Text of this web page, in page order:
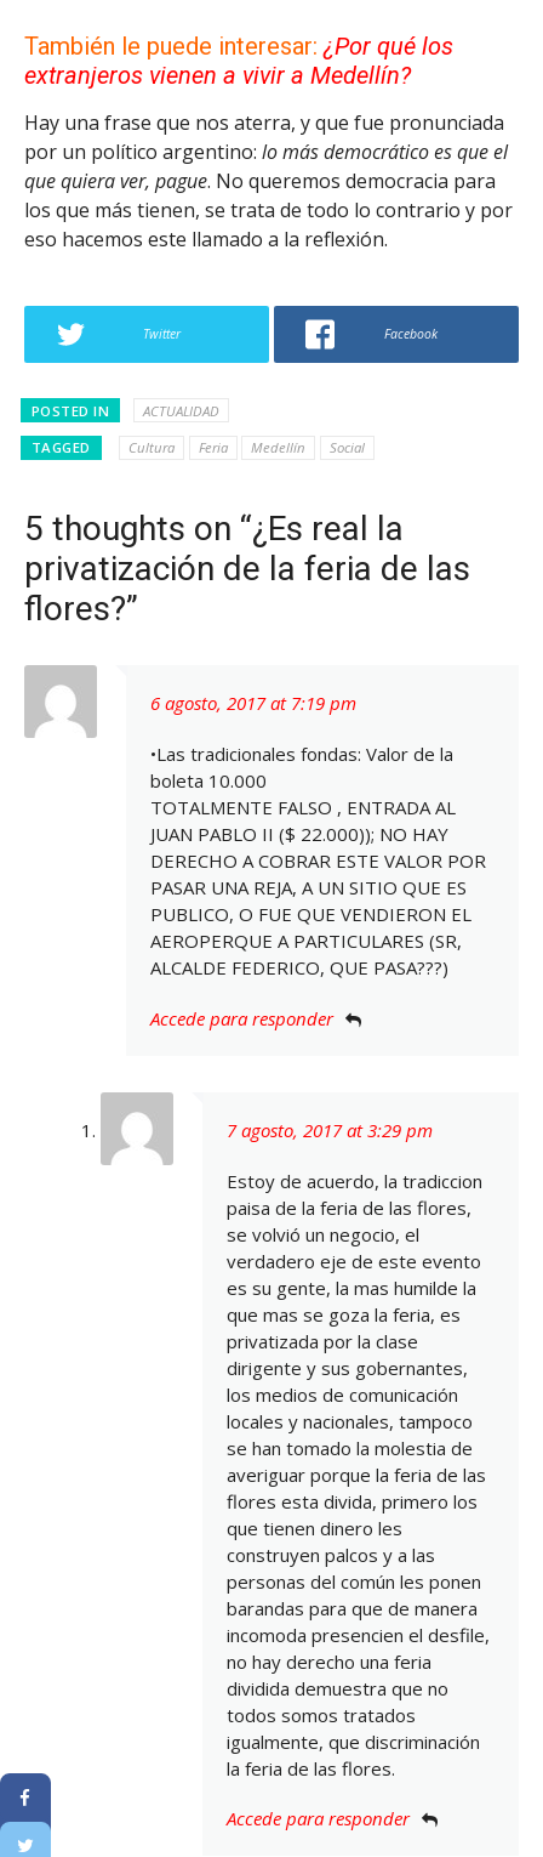
También le puede interesar:¿Por qué los
extranjeros vienen a vivir a Medellín?
Hay una frase que nos aterra, y que fue pronunciada
por un político argentino: lo más democrático es que el
que quiera ver, pague. No queremos democracia para
los que más tienen, se trata de todo lo contrario y por
eso hacemos este llamado a la reflexión.
Twitter Facebook
POSTED IN ACTUALIDAD
TAGGED Cultura Feria Medellín Social
5 thoughts on “¿Es real la
privatización de la feria de las
flores?”
6 agosto, 2017 at 7:19 pm
•Las tradicionales fondas: Valor de la
boleta 10.000
TOTALMENTE FALSO , ENTRADA AL
JUAN PABLO II ($ 22.000)); NO HAY
DERECHO A COBRAR ESTE VALOR POR
PASAR UNA REJA, A UN SITIO QUE ES
PUBLICO, O FUE QUE VENDIERON EL
AEROPERQUE A PARTICULARES (SR,
ALCALDE FEDERICO, QUE PASA???)
Accede para responder
7 agosto, 2017 at 3:29 pm
Estoy de acuerdo, la tradiccion
paisa de la feria de las flores,
se volvió un negocio, el
verdadero eje de este evento
es su gente, la mas humilde la
que mas se goza la feria, es
privatizada por la clase
dirigente y sus gobernantes,
los medios de comunicación
locales y nacionales, tampoco
se han tomado la molestia de
averiguar porque la feria de las
flores esta divida, primero los
que tienen dinero les
construyen palcos y a las
personas del común les ponen
barandas para que de manera
incomoda presencien el desfile,
no hay derecho una feria
dividida demuestra que no
todos somos tratados
igualmente, que discriminación
la feria de las flores.
Accede para responder